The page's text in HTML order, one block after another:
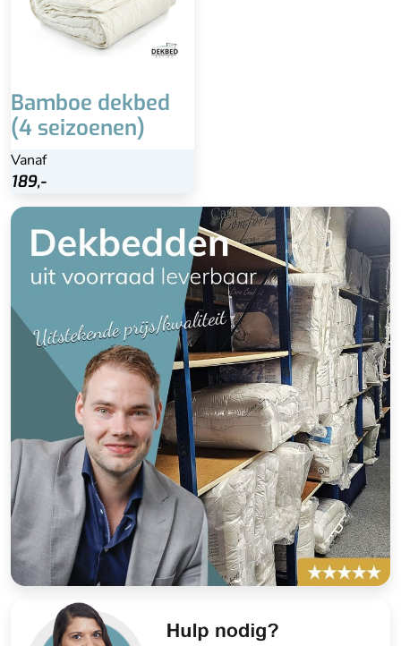
Bamboe dekbed
(4 seizoenen)
Vanaf
189,-